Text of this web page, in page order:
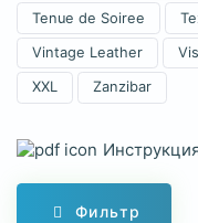
Tenue de Soiree
Vintage Leather
XXL Zanzibar
Фильтр